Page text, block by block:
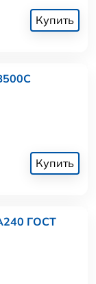
Купить
Купить
ГОСТ